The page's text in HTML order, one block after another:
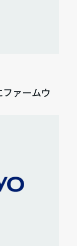
ァームウ